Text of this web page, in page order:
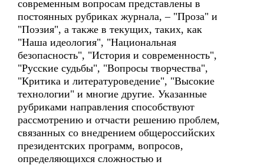
современным вопросам представлены в
постоянных рубриках журнала, – "Проза" и
"Поэзия", а также в текущих, таких, как
"Наша идеология", "Национальная
безопасность", "История и современность",
"Русские судьбы", "Вопросы творчества",
"Критика и литературоведение", "Высокие
технологии" и многие другие. Указанные
рубриками направления способствуют
рассмотрению и отчасти решению проблем,
связанных со внедрением общероссийских
президентских программ, вопросов,
определяющихся сложностью и